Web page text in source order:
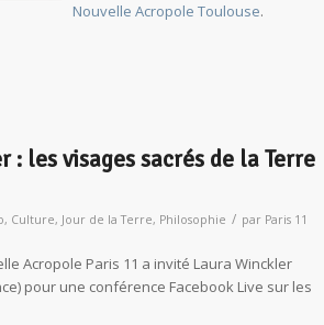
Nouvelle Acropole Toulouse.
les visages sacrés de la Terre
, Culture, Jour de la Terre, Philosophie / par Paris 11
Acropole Paris 11 a invité Laura Winckler
pour une conférence Facebook Live sur les